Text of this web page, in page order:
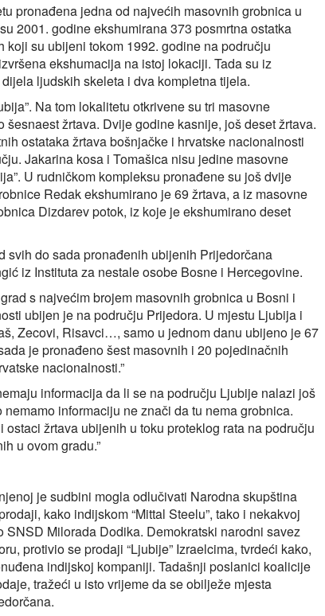
pronađena jedna od najvećih masovnih grobnica u
2001. godine ekshumirana 373 posmrtna ostatka
su ubijeni tokom 1992. godine na području
ekshumacija na istoj lokaciji. Tada su iz
ljudskih skeleta i dva kompletna tijela.
Na tom lokalitetu otkrivene su tri masovne
žrtava. Dvije godine kasnije, još deset žrtava.
ostataka žrtava bošnjačke i hrvatske nacionalnosti
Jakarina kosa i Tomašica nisu jedine masovne
U rudničkom kompleksu pronađene su još dvije
Redak ekshumirano je 69 žrtava, a iz masovne
Dizdarev potok, iz koje je ekshumirano deset
svih do sada pronađenih ubijenih Prijedorčana
iz Instituta za nestale osobe Bosne i Hercegovine.
s najvećim brojem masovnih grobnica u Bosni i
ubijen je na području Prijedora. U mjestu Ljubija i
Zecovi, Risavci…, samo u jednom danu ubijeno je 67
je pronađeno šest masovnih i 20 pojedinačnih
nacionalnosti.”
informacija da li se na području Ljubije nalazi još
informaciju ne znači da tu nema grobnica.
žrtava ubijenih u toku proteklog rata na području
u ovom gradu.”
je sudbini mogla odlučivati Narodna skupština
kako indijskom “Mittal Steelu”, tako i nekakvoj
Milorada Dodika. Demokratski narodni savez
protivio se prodaji “Ljubije” Izraelcima, tvrdeći kako,
indijskoj kompaniji. Tadašnji poslanici koalicije
tražeći u isto vrijeme da se obilježe mjesta